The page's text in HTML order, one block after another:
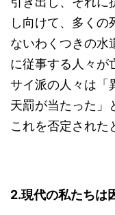
し向けて、多くの
ないわくつきの水
に従事する人々が
サイ派の人々は「
天罰が当たった」
これを否定された
2.現代の私たちは